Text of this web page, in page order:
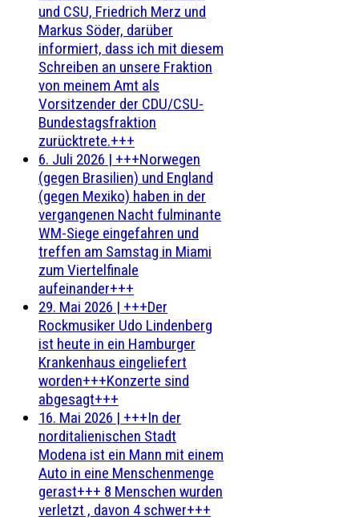
und CSU, Friedrich Merz und
Markus Söder, darüber
informiert, dass ich mit diesem
Schreiben an unsere Fraktion
von meinem Amt als
Vorsitzender der CDU/CSU-
Bundestagsfraktion
zurücktrete.+++
6. Juli 2026 | +++Norwegen
(gegen Brasilien) und England
(gegen Mexiko) haben in der
vergangenen Nacht fulminante
WM-Siege eingefahren und
treffen am Samstag in Miami
zum Viertelfinale
aufeinander+++
29. Mai 2026 | +++Der
Rockmusiker Udo Lindenberg
ist heute in ein Hamburger
Krankenhaus eingeliefert
worden+++Konzerte sind
abgesagt+++
16. Mai 2026 | +++In der
norditalienischen Stadt
Modena ist ein Mann mit einem
Auto in eine Menschenmenge
gerast+++ 8 Menschen wurden
verletzt , davon 4 schwer+++